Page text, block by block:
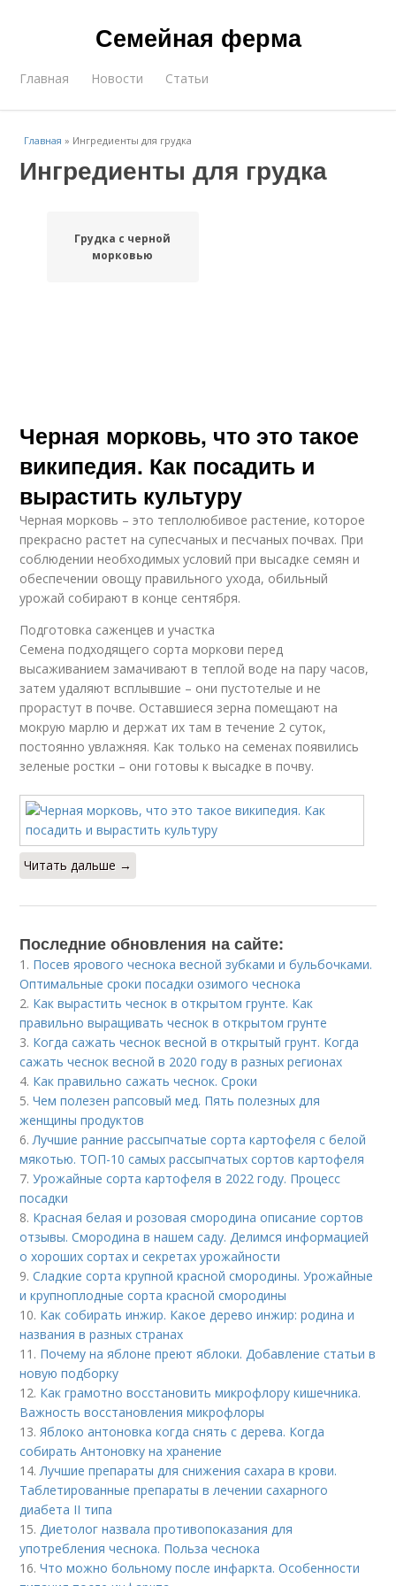
Семейная ферма
Главная Новости Статьи
Главная » Ингредиенты для грудка
Ингредиенты для грудка
Грудка с черной
морковью
Черная морковь, что это такое
википедия. Как посадить и
вырастить культуру
Черная морковь – это теплолюбивое растение, которое
прекрасно растет на супесчаных и песчаных почвах. При
соблюдении необходимых условий при высадке семян и
обеспечении овощу правильного ухода, обильный
урожай собирают в конце сентября.
Подготовка саженцев и участка
Семена подходящего сорта моркови перед
высаживанием замачивают в теплой воде на пару часов,
затем удаляют всплывшие – они пустотелые и не
прорастут в почве. Оставшиеся зерна помещают на
мокрую марлю и держат их там в течение 2 суток,
постоянно увлажняя. Как только на семенах появились
зеленые ростки – они готовы к высадке в почву.
Читать дальше →
Последние обновления на сайте:
1. Посев ярового чеснока весной зубками и бульбочками.
Оптимальные сроки посадки озимого чеснока
2. Как вырастить чеснок в открытом грунте. Как
правильно выращивать чеснок в открытом грунте
3. Когда сажать чеснок весной в открытый грунт. Когда
сажать чеснок весной в 2020 году в разных регионах
4. Как правильно сажать чеснок. Сроки
5.Чем полезен рапсовый мед. Пять полезных для
женщины продуктов
6.Лучшие ранние рассыпчатые сорта картофеля с белой
мякотью. ТОП-10 самых рассыпчатых сортов картофеля
7.Урожайные сорта картофеля в 2022 году. Процесс
посадки
8. Красная белая и розовая смородина описание сортов
отзывы. Смородина в нашем саду. Делимся информацией
о хороших сортах и секретах урожайности
9.Сладкие сорта крупной красной смородины. Урожайные
и крупноплодные сорта красной смородины
10. Как собирать инжир. Какое дерево инжир: родина и
названия в разных странах
11. Почему на яблоне преют яблоки. Добавление статьи в
новую подборку
12. Как грамотно восстановить микрофлору кишечника.
Важность восстановления микрофлоры
13.Яблоко антоновка когда снять с дерева. Когда
собирать Антоновку на хранение
14.Лучшие препараты для снижения сахара в крови.
Таблетированные препараты в лечении сахарного
диабета II типа
15.Диетолог назвала противопоказания для
употребления чеснока. Польза чеснока
16.Что можно больному после инфаркта. Особенности